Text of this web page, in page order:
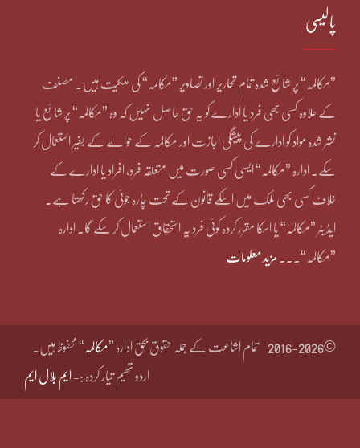
پالیسی
”مکالمہ“ پر شائع شدہ تمام تحاریر اور تصاویر ”مکالمہ“ کی ملکیت ہیں۔ مصنف
کے علاوہ کسی بھی فرد یا ادارے کو یہ حق حاصل نہیں کہ وہ ”مکالمہ“ پر شائع یا
نشر شدہ مواد کو ادارے کی پیشگی اجازت اور مکالمہ کے حوالے کے بغیر استعمال کر
سکے۔ ادارہ ”مکالمہ“ ایسی کسی صورت میں متعلقہ فرد، افراد یا ادارے کے
خلاف کسی بھی ملک میں اسکے قانون کے تحت چارہ جوئی کا حق رکھتا ہے۔
ایڈیٹر ”مکالمہ“ یا اسکا مقرر کردہ کوئی فرد یہ استحقاق استعمال کر سکے گا۔ ادارہ
”مکالمہ“۔۔۔ مزید معلومات
©2016-2026 تمام اشاعت کے جملہ حقوق بحق ادارہ ”مکالمہ “ محفوظ ہیں۔
اردو تھیم تیار کردہ :- ایم بلال ایم